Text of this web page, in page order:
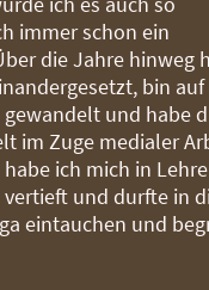
immer schon ein
die Jahre hinweg
bin auf
und habe
im Zuge medialer
ich mich in
und durfte in
eintauchen und